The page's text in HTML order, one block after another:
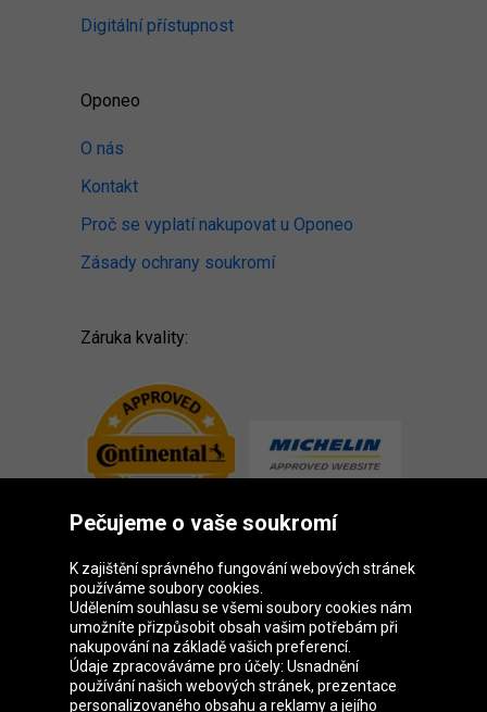
Digitální přístupnost
Oponeo
O nás
Kontakt
Proč se vyplatí nakupovat u Oponeo
Zásady ochrany soukromí
Záruka kvality:
Skupina Oponeo
Pečujeme o vaše soukromí
K zajištění správného fungování webových stránek
používáme soubory cookies.
Udělením souhlasu se všemi soubory cookies nám
umožníte přizpůsobit obsah vašim potřebám při
nakupování na základě vašich preferencí.
Údaje zpracováváme pro účely: Usnadnění
používání našich webových stránek, prezentace
personalizovaného obsahu a reklamy a jejího